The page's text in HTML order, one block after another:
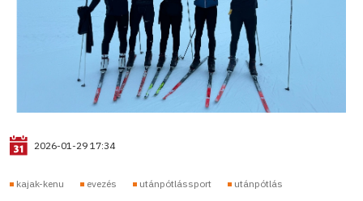
2026-01-29 17:34
kajak-kenu evezés utánpótlássport utánpótlás